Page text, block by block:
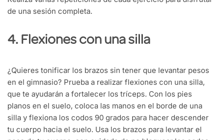
de una sesión completa.
4. Flexiones con una silla
¿Quieres tonificar los brazos sin tener que levantar pesos
en el gimnasio? Prueba a realizar flexiones con una silla,
que te ayudarán a fortalecer los tríceps. Con los pies
planos en el suelo, coloca las manos en el borde de una
silla y flexiona los codos 90 grados para hacer descender
tu cuerpo hacia el suelo. Usa los brazos para levantar el